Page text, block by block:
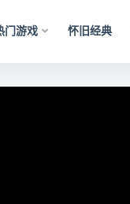
门游戏 怀旧经典